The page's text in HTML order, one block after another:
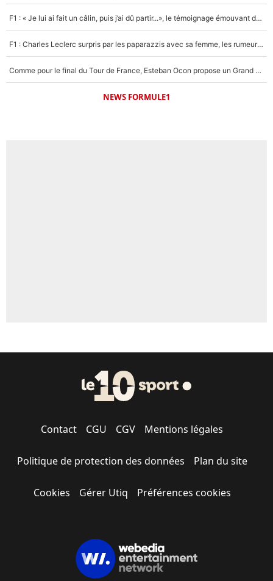
F1 : « Je lui ai fait un câlin, puis j’ai dû partir...», le témoignage émouvant de Max Verstappen sur sa fille
F1 : Charles Leclerc surpris par les paparazzis avec sa femme, les rumeurs étaient vraies !
Comme pour le final du Tour de France, Esteban Ocon propose un Grand Prix de Formule 1 à Paris : «Autour de l’Arc de Triomphe, ce serait génial» !
NEWS FORMULE1
Contact CGU CGV Mentions légales
Politique de protection des données Plan du site
Cookies Gérer Utiq Préférences cookies